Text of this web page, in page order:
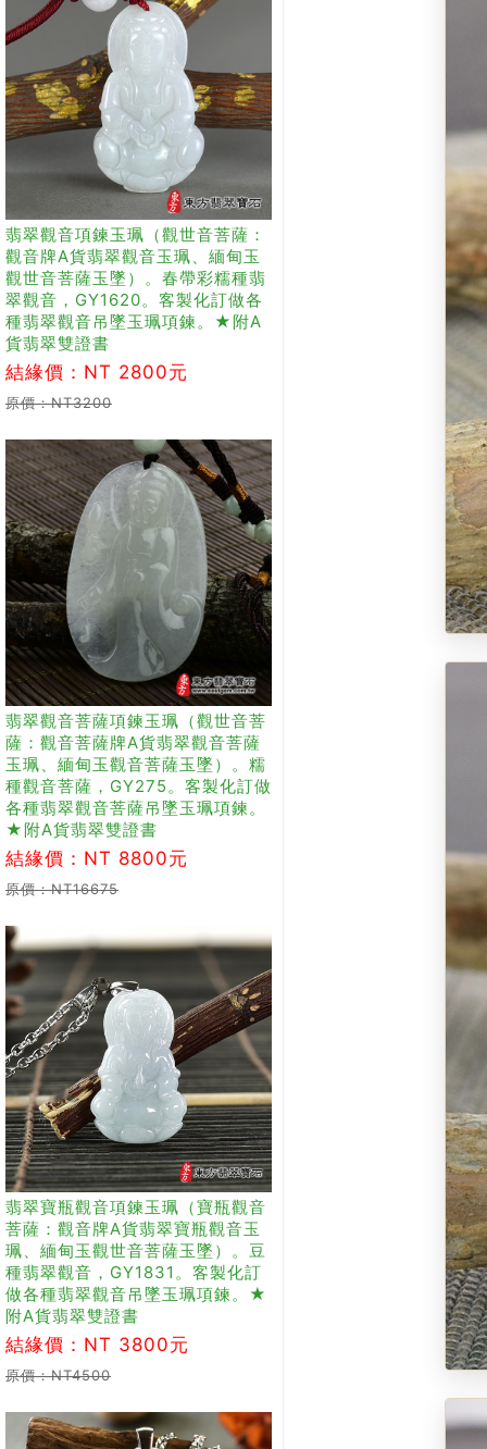
翡翠觀音項鍊玉珮（觀世音菩薩：
觀音牌A貨翡翠觀音玉珮、緬甸玉
觀世音菩薩玉墜）。春帶彩糯種翡
翠觀音，GY1620。客製化訂做各
種翡翠觀音吊墜玉珮項鍊。★附A
貨翡翠雙證書
結緣價：NT 2800元
原價：NT3200
翡翠觀音菩薩項鍊玉珮（觀世音菩
薩：觀音菩薩牌A貨翡翠觀音菩薩
玉珮、緬甸玉觀音菩薩玉墜）。糯
種觀音菩薩，GY275。客製化訂做
各種翡翠觀音菩薩吊墜玉珮項鍊。
★附A貨翡翠雙證書
結緣價：NT 8800元
原價：NT16675
翡翠寶瓶觀音項鍊玉珮（寶瓶觀音
菩薩：觀音牌A貨翡翠寶瓶觀音玉
珮、緬甸玉觀世音菩薩玉墜）。豆
種翡翠觀音，GY1831。客製化訂
做各種翡翠觀音吊墜玉珮項鍊。★
附A貨翡翠雙證書
結緣價：NT 3800元
原價：NT4500